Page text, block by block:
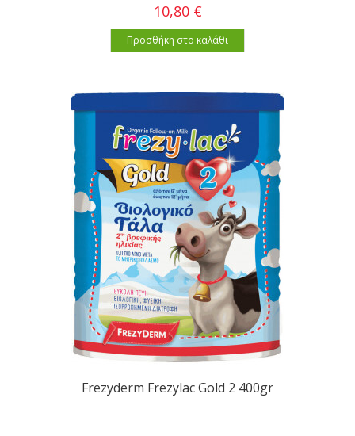
10,80 €
Προσθήκη στο καλάθι
Frezyderm Frezylac Gold 2 400gr